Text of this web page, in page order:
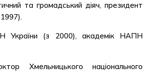
та громадський діяч, президент
України (з 2000), академік НАПН
Хмельницького національного